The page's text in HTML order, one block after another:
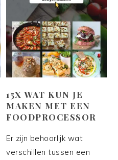
15X WAT KUN JE
MAKEN MET EEN
FOODPROCESSOR
Er zijn behoorlijk wat
verschillen tussen een